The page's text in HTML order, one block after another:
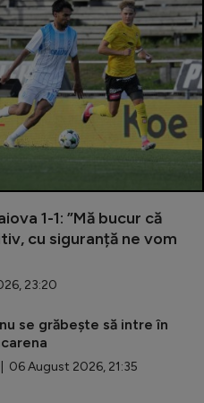
1-1: ”Mă bucur că
cu siguranță ne vom
23:20
se grăbește să intre în
| 06 August 2026, 21:35